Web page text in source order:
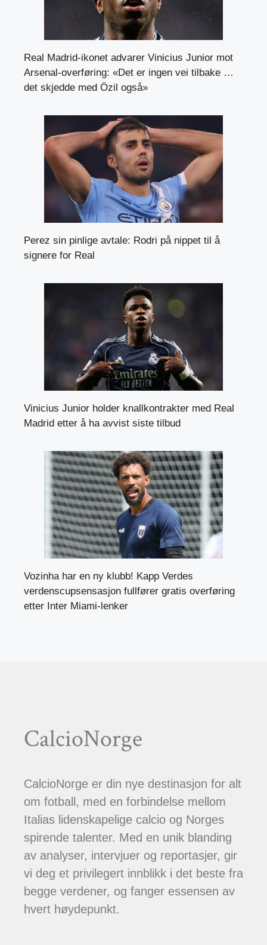
Real Madrid-ikonet advarer Vinicius Junior mot
Arsenal-overføring: «Det er ingen vei tilbake …
det skjedde med Özil også»
Perez sin pinlige avtale: Rodri på nippet til å
signere for Real
Vinicius Junior holder knallkontrakter med Real
Madrid etter å ha avvist siste tilbud
Vozinha har en ny klubb! Kapp Verdes
verdenscupsensasjon fullfører gratis overføring
etter Inter Miami-lenker
CalcioNorge
CalcioNorge er din nye destinasjon for alt
om fotball, med en forbindelse mellom
Italias lidenskapelige calcio og Norges
spirende talenter. Med en unik blanding
av analyser, intervjuer og reportasjer, gir
vi deg et privilegert innblikk i det beste fra
begge verdener, og fanger essensen av
hvert høydepunkt.